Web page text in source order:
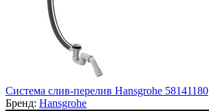
Система слив-перелив Hansgrohe 58141180
Бренд: Hansgrohe